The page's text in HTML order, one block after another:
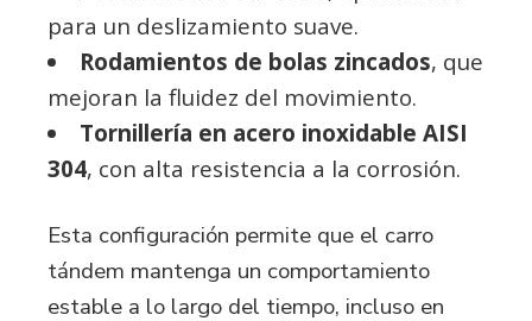
para un deslizamiento suave.
Rodamientos de bolas zincados, que
mejoran la fluidez del movimiento.
Tornillería en acero inoxidable AISI
304, con alta resistencia a la corrosión.
Esta configuración permite que el carro
tándem mantenga un comportamiento
estable a lo largo del tiempo, incluso en